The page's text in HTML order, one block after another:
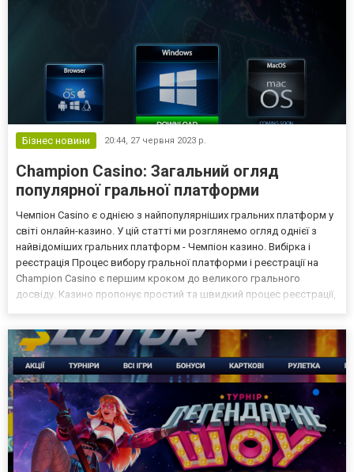
Бізнес новини 20:44, 27 червня 2023 р.
Champion Casino: Загальний огляд
популярної гральної платформи
Чемпіон Casino є однією з найпопулярніших гральних платформ у
світі онлайн-казино. У цій статті ми розглянемо огляд однієї з
найвідоміших гральних платформ - Чемпіон казино. Вибірка і
реєстрація Процес вибору гральної платформи і реєстрації на
Champion Casino є першим кроком до великого грального
досвіду. Казино пропонує простий та швидкий процес реєстрації,